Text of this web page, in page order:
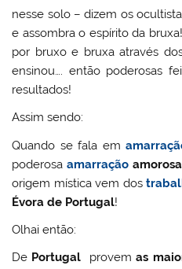
nesse solo – dizem os
e assombra o espírito da
por bruxo e bruxa através
ensinou…. então poderosas
resultados!
Assim sendo:
Quando se fala em
poderosaamarração amorosa
origem mística vem dos
Évora de Portugal!
Olhai então:
De Portugal provemas